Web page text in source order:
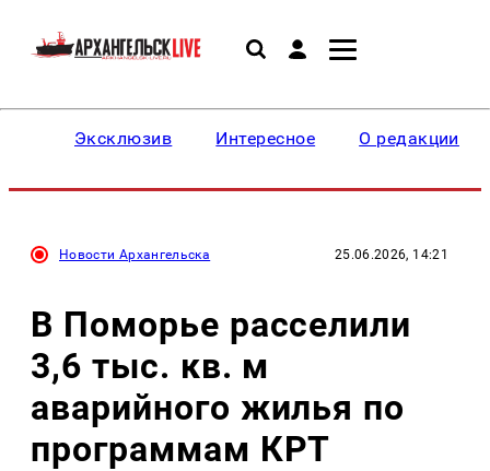
Эксклюзив Интересное О редакции
Новости Архангельска 25.06.2026, 14:21
В Поморье расселили
3,6 тыс. кв. м
аварийного жилья по
программам КРТ